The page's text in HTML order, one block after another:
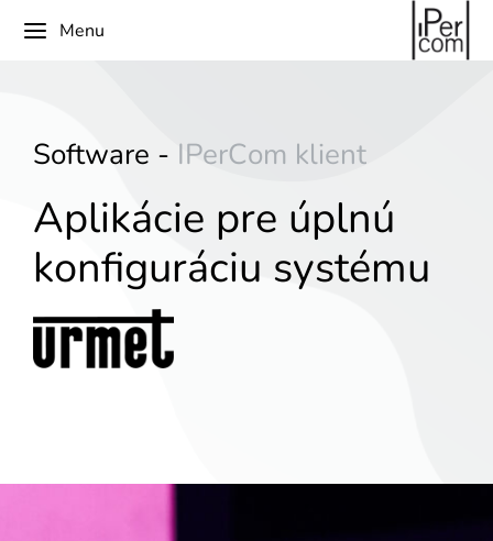
Menu
Software - IPerCom klient
Aplikácie pre úplnú
konfiguráciu systému